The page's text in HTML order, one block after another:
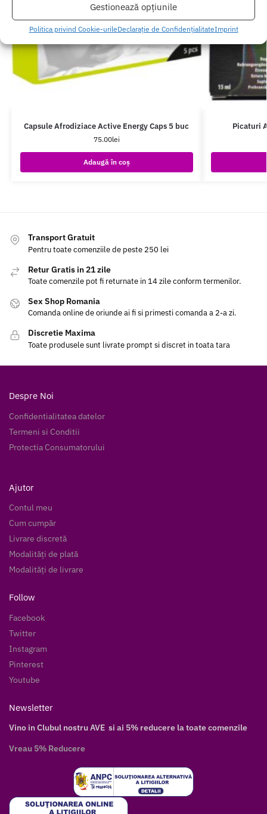
Gestionează opțiunile
Politica privind Cookie-urileDeclarație de ConfidențialitateImprint
Capsule Afrodiziace Active Energy Caps 5 buc
75.00lei
Adaugă în coș
Picaturi
Transport Gratuit
Pentru toate comenziile de peste 250 lei
Retur Gratis in 21 zile
Toate comenzile pot fi returnate in 14 zile conform termenilor.
Sex Shop Romania
Comanda online de oriunde ai fi si primesti comanda a 2-a zi.
Discretie Maxima
Toate produsele sunt livrate prompt si discret in toata tara
Despre Noi
Confidentialitatea datelor
Termeni si Conditii
Protectia Consumatorului
Ajutor
Contul meu
Cum cumpăr
Livrare discretă
Modalități de plată
Modalități de livrare
Follow
Facebook
Twitter
Instagram
Pinterest
Youtube
Newsletter
Vino in Clubul nostru AVE si ai 5% reducere la toate comenzile
Vreau 5% Reducere